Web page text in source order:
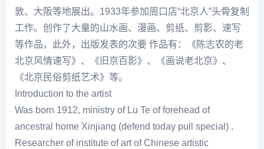
敦、大阪等地展出。1933年参加周口店“北京人”头骨复制
工作。创作了大量的山水画、漫画、剪纸、剪影、速写
等作品，此外，出版发表的次要 作品有：《 陈志农的老
北京风情速写》、《旧京百影》、《画说老北京》、
《北京民俗剪纸艺术》等。
Introduction to the artist
Was born 1912, ministry of Lu Te of forehead of
ancestral home Xinjiang (defend today pull special) .
Researcher of institute of art of Chinese artistic